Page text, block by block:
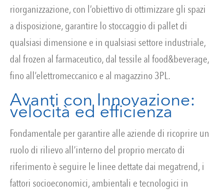
riorganizzazione, con l’obiettivo di ottimizzare gli spazi
a disposizione, garantire lo stoccaggio di pallet di
qualsiasi dimensione e in qualsiasi settore industriale,
dal frozen al farmaceutico, dal tessile al food&beverage,
fino all’elettromeccanico e al magazzino 3PL.
Avanti con Innovazione:
velocità ed efficienza
Fondamentale per garantire alle aziende di ricoprire un
ruolo di rilievo all’interno del proprio mercato di
riferimento è seguire le linee dettate dai megatrend, i
fattori socioeconomici, ambientali e tecnologici in